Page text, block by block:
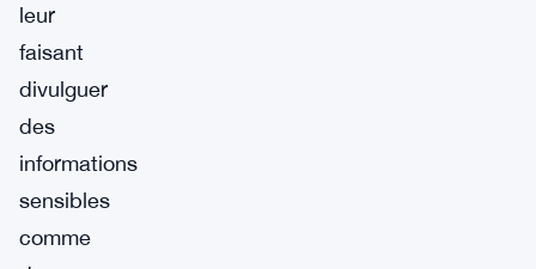
leur
faisant
divulguer
des
informations
sensibles
comme